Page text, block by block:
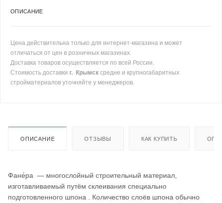
ОПИСАНИЕ
Цена действительна только для интернет-магазина и может
отличаться от цен в розничных магазинах.
Доставка товаров осуществляется по всей России.
Стоимость доставки г. Крымск средне и крупногабаритных
стройматериалов уточняйте у менеджеров.
ОПИСАНИЕ ОТЗЫВЫ КАК КУПИТЬ
Фане́ра — многослойный строительный материал,
изготавливаемый путём склеивания специально
подготовленного шпона . Количество слоёв шпона обычно